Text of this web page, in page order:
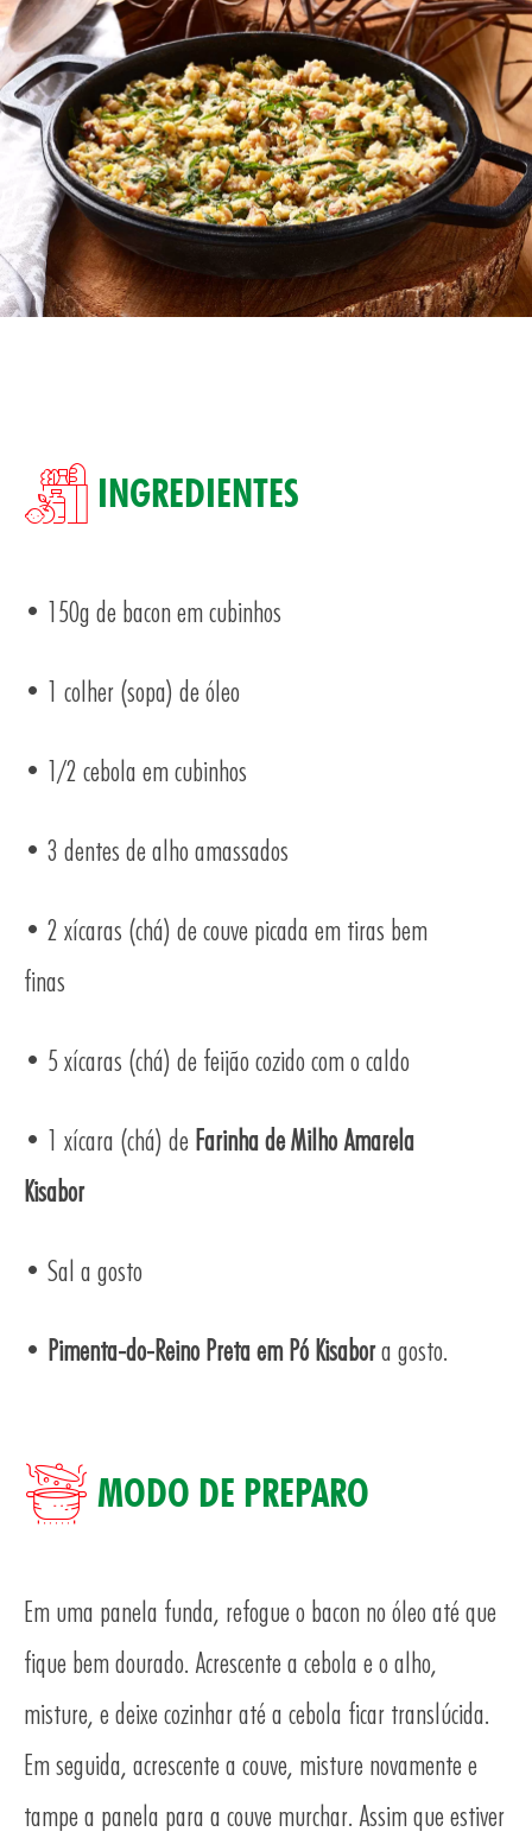
INGREDIENTES
• 150g de bacon em cubinhos
• 1 colher (sopa) de óleo
• 1/2 cebola em cubinhos
• 3 dentes de alho amassados
• 2 xícaras (chá) de couve picada em tiras bem
finas
• 5 xícaras (chá) de feijão cozido com o caldo
• 1 xícara (chá) de Farinha de Milho Amarela
Kisabor
• Sal a gosto
• Pimenta-do-Reino Preta em Pó Kisabora gosto.
MODO DE PREPARO
Em uma panela funda, refogue o bacon no óleo até que
fique bem dourado. Acrescente a cebola e o alho,
misture, e deixe cozinhar até a cebola ficar translúcida.
Em seguida, acrescente a couve, misture novamente e
tampe a panela para a couve murchar. Assim que estiver